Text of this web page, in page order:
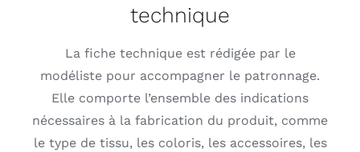
technique
La fiche technique est rédigée par le
modéliste pour accompagner le patronnage.
Elle comporte l’ensemble des indications
nécessaires à la fabrication du produit, comme
le type de tissu, les coloris, les accessoires, les